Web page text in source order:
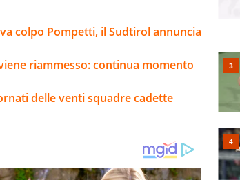
colpo Pompetti, il Sudtirol annuncia
riammesso: continua momento
delle venti squadre cadette